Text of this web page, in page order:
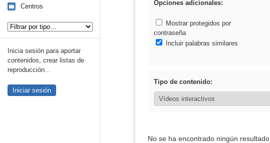
Centros
Inicia sesión para aportar
contenidos, crear listas de
reproducción...
Iniciar sesión
Opciones adicionales:
Mostrar protegidos por
contraseña
Incluir palabras similares
Tipo de contenido:
No se ha encontrado ningún resultado.